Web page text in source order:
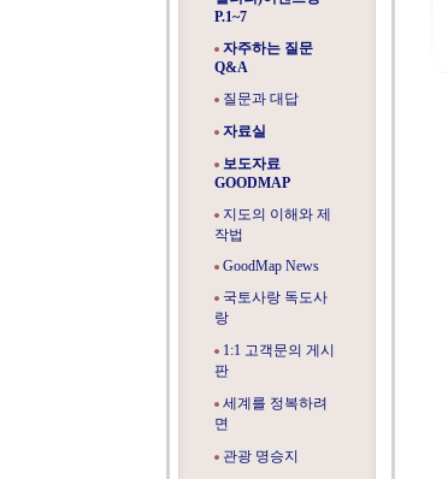
P.1~7
자주하는 질문
Q&A
질문과 대답
자료실
보도자료
GOODMAP
지도의 이해와 제
작법
GoodMap News
국토사랑 독도사
랑
1:1 고객문의 게시
판
세계를 정복하려
면
관광 명승지